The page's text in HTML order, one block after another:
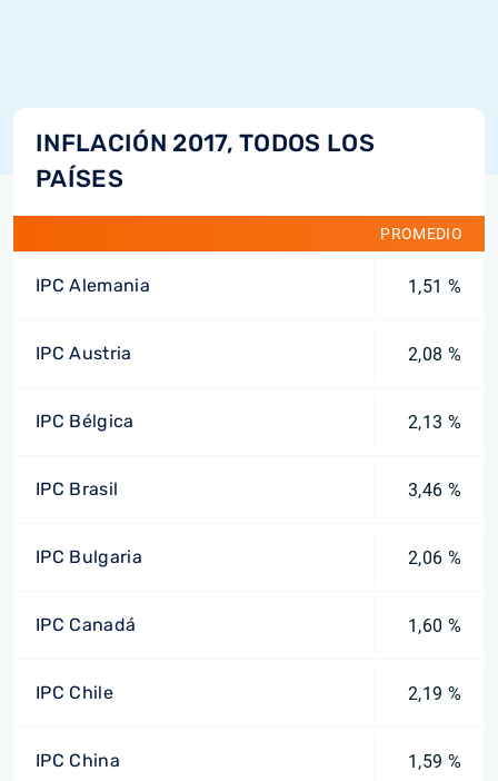
INFLACIÓN 2017, TODOS LOS
PAÍSES
PROMEDIO
IPC Alemania 1,51 %
IPC Austria 2,08 %
IPC Bélgica 2,13 %
IPC Brasil 3,46 %
IPC Bulgaria 2,06 %
IPC Canadá 1,60 %
IPC Chile 2,19 %
IPC China 1,59 %